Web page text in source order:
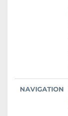
NAVIGATION